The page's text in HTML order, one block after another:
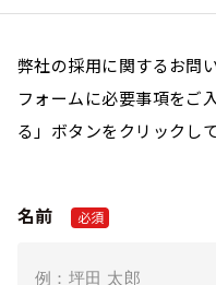
弊社の採用に関するお問
フォームに必要事項をご
る」ボタンをクリックし
名前